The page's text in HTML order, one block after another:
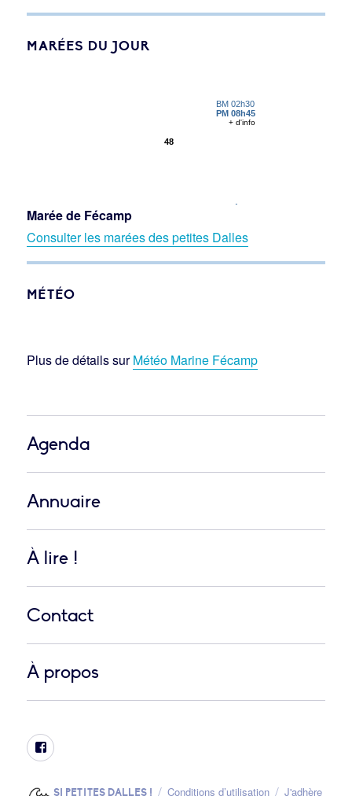
MARÉES DU JOUR
Marée de Fécamp
Consulter les marées des petites Dalles
MÉTÉO
Plus de détails surMétéo Marine Fécamp
Agenda
Annuaire
À lire !
Contact
À propos
Facebook
SI PETITES DALLES ! Conditions d’utilisation J'adhère